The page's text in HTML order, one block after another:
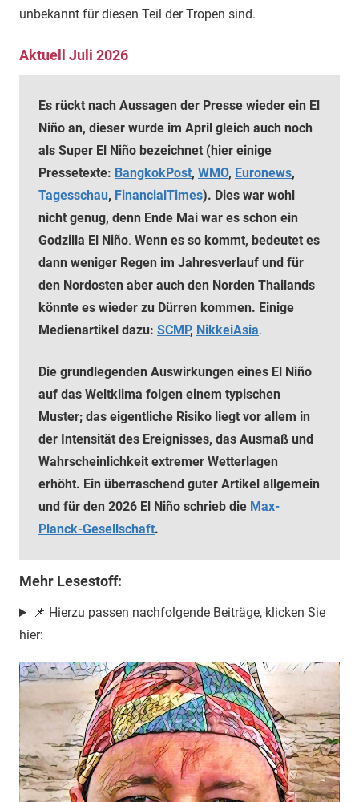
unbekannt für diesen Teil der Tropen sind.
Aktuell Juli 2026
Es rückt nach Aussagen der Presse wieder ein El
Niño an, dieser wurde im April gleich auch noch
als Super El Niño bezeichnet (hier einige
Pressetexte: BangkokPost, WMO, Euronews,
Tagesschau, FinancialTimes). Dies war wohl
nicht genug, denn Ende Mai war es schon ein
Godzilla El Niño. Wenn es so kommt, bedeutet es
dann weniger Regen im Jahresverlauf und für
den Nordosten aber auch den Norden Thailands
könnte es wieder zu Dürren kommen. Einige
Medienartikel dazu: SCMP, NikkeiAsia.
Die grundlegenden Auswirkungen eines El Niño
auf das Weltklima folgen einem typischen
Muster; das eigentliche Risiko liegt vor allem in
der Intensität des Ereignisses, das Ausmaß und
Wahrscheinlichkeit extremer Wetterlagen
erhöht. Ein überraschend guter Artikel allgemein
und für den 2026 El Niño schrieb die Max-
Planck-Gesellschaft.
Mehr Lesestoff:
📌 Hierzu passen nachfolgende Beiträge, klicken Sie
hier: